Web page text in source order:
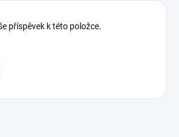
příspěvek k této položce.